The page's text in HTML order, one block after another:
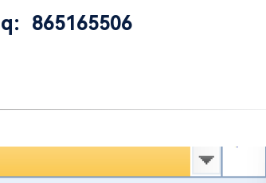
：865165506